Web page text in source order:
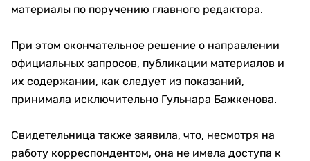
материалы по поручению главного редактора.
При этом окончательное решение о направлении
официальных запросов, публикации материалов и
их содержании, как следует из показаний,
принимала исключительно Гульнара Бажкенова.
Свидетельница также заявила, что, несмотря на
работу корреспондентом, она не имела доступа к